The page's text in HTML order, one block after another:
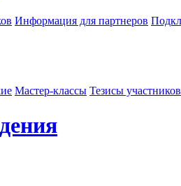
Информация для партнеров
Мастер-классы Тезисы